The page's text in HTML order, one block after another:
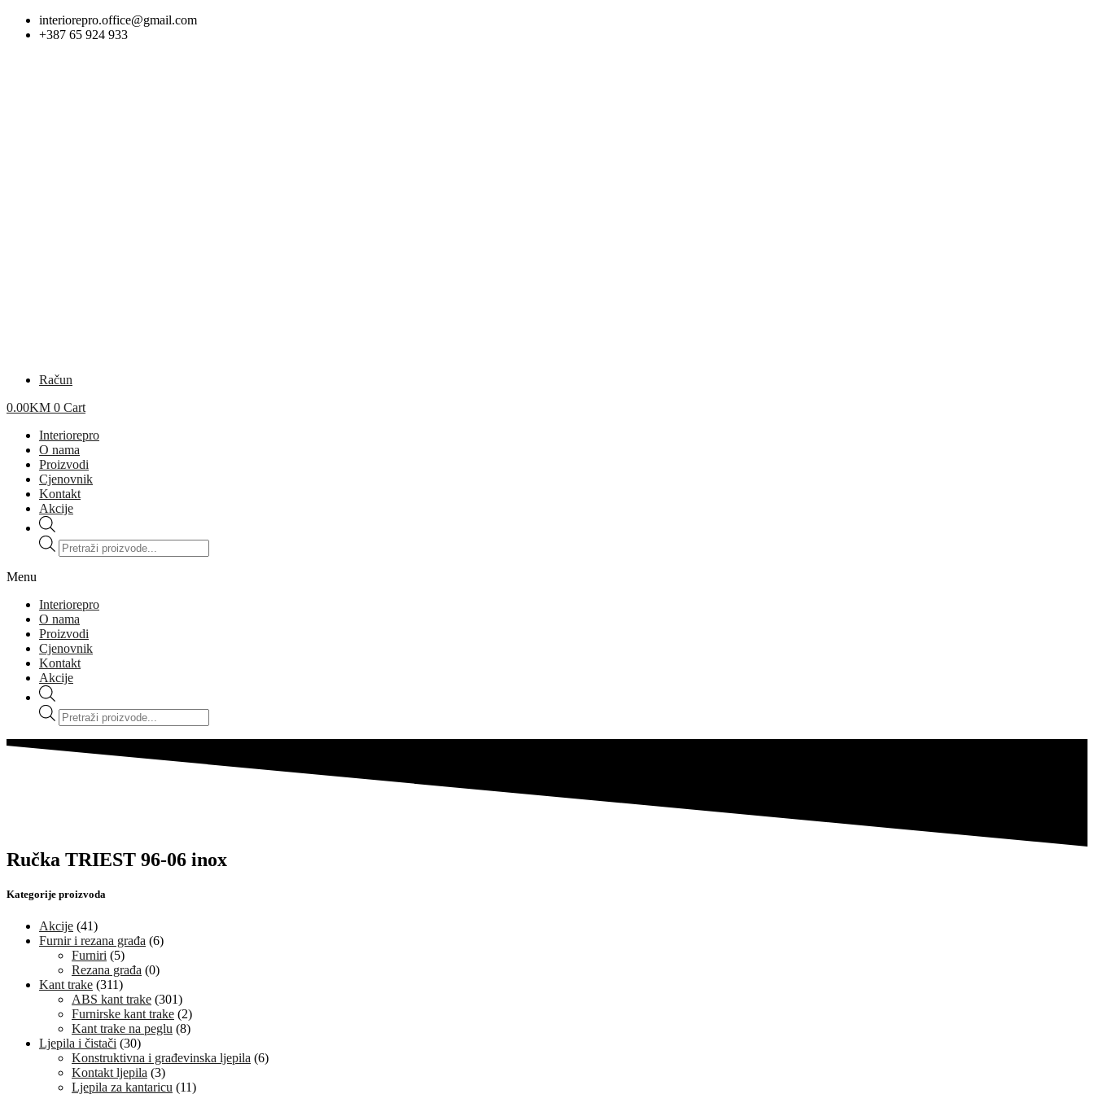
Skip
interiorepro.office@gmail.com
+387 65 924 933
Račun
0.00KM 0 Cart
Interiorepro
O nama
Proizvodi
Cjenovnik
Kontakt
Akcije
Products
search
Menu
Interiorepro
O nama
Proizvodi
Cjenovnik
Kontakt
Akcije
Products
search
Ručka TRIEST 96-06 inox
Kategorije proizvoda
Akcije (41)
Furnir i rezana građa (6)
Furniri (5)
Rezana građa (0)
Kant trake (311)
ABS kant trake (301)
Furnirske kant trake (2)
Kant trake na peglu (8)
Ljepila i čistači (30)
Konstruktivna i građevinska ljepila (6)
Kontakt ljepila (3)
Ljepila za kantaricu (11)